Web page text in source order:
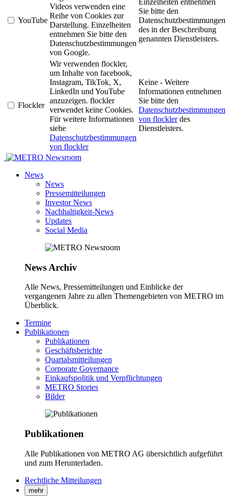
YouTube
Videos verwenden eine
Reihe von Cookies zur
Darstellung. Einzelheiten
entnehmen Sie bitte den
Datenschutzbestimmungen
von Google.
Einzelheiten entnehmen
Sie bitte den
Datenschutzbestimmungen
des in der Beschreibung
genannten Dienstleisters.
Flockler
Wir verwenden flockler,
um Inhalte von facebook,
Instagram, TikTok, X,
LinkedIn und YouTube
anzuzeigen. flockler
verwendet keine Cookies.
Für weitere Informationen
siehe
Datenschutzbestimmungen
von flockler
Keine - Weitere
Informationen entnehmen
Sie bitte den
Datenschutzbestimmungen
von flocklerdes
Dienstleisters.
Newsroom
News
News
Pressemitteilungen
Investor News
Nachhaltigkeit-News
Updates
Social Media
News Archiv
Alle News, Pressemitteilungen und Einblicke der
vergangenen Jahre zu allen Themengebieten von METRO im
Überblick.
Termine
Publikationen
Publikationen
Geschäftsberichte
Quartalsmitteilungen
Corporate Governance
Einkaufspolitik und Verpflichtungen
METRO Stories
Bilder
Publikationen
Alle Publikationen von METRO AG übersichtlich aufgeführt
und zum Herunterladen.
Rechtliche Mitteilungen
mehr